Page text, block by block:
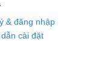
& đăng nhập
cài đặt